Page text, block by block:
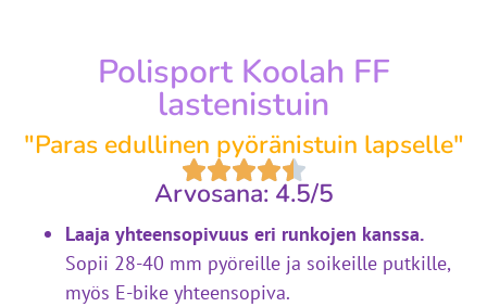
Polisport Koolah FF
lastenistuin
"Paras edullinen pyöränistuin lapselle"
Arvosana: 4.5/5
Laaja yhteensopivuus eri runkojen kanssa.
Sopii 28-40 mm pyöreille ja soikeille putkille,
myös E-bike yhteensopiva.